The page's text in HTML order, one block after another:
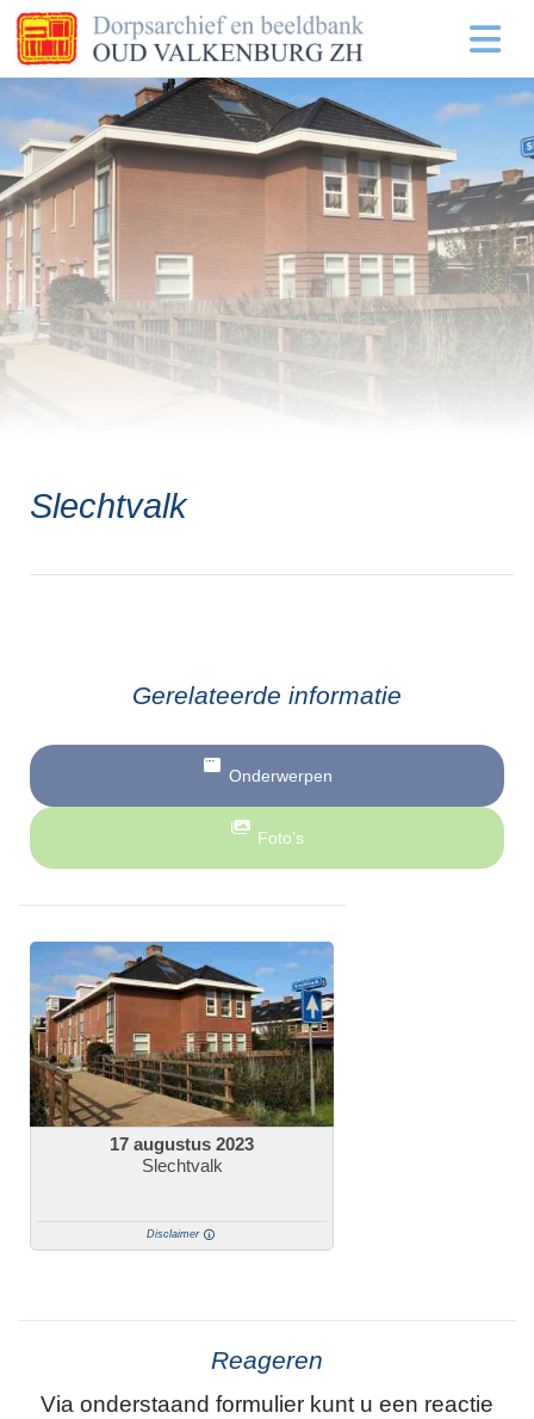
Slechtvalk
Gerelateerde informatie
Onderwerpen
Foto’s
17 augustus 2023
Slechtvalk
Disclaimer
Reageren
Via onderstaand formulier kunt u een reactie